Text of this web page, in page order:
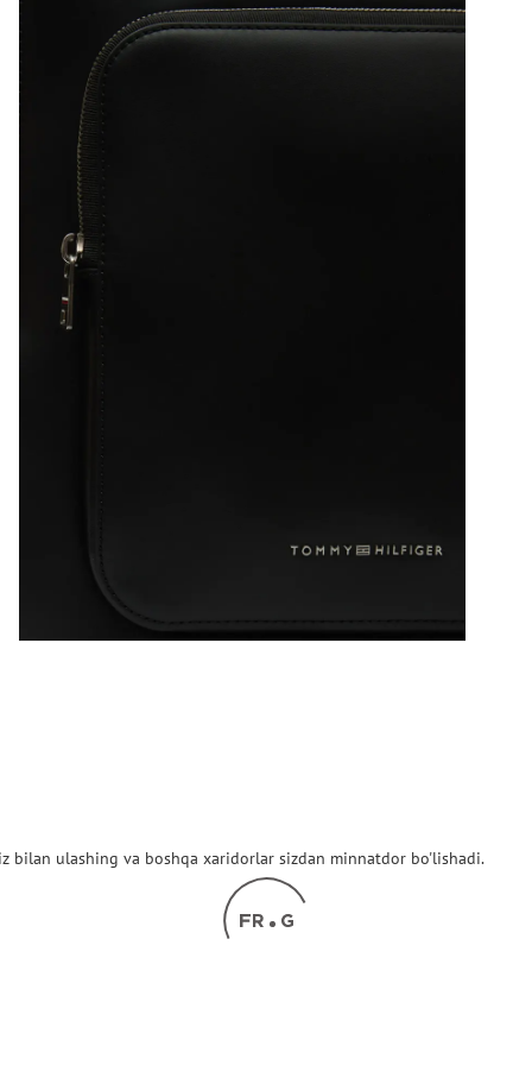
bilan ulashing va boshqa xaridorlar sizdan minnatdor bo'lishadi.